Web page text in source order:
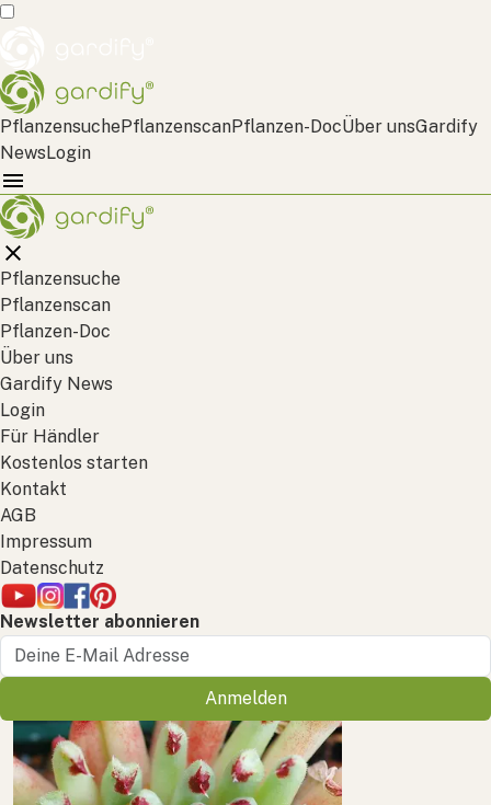
PflanzensuchePflanzenscanPflanzen-DocÜber unsGardify
NewsLogin
Pflanzensuche
Pflanzenscan
Pflanzen-Doc
Über uns
Gardify News
Login
Für Händler
Kostenlos starten
Kontakt
AGB
Impressum
Datenschutz
Newsletter abonnieren
Anmelden